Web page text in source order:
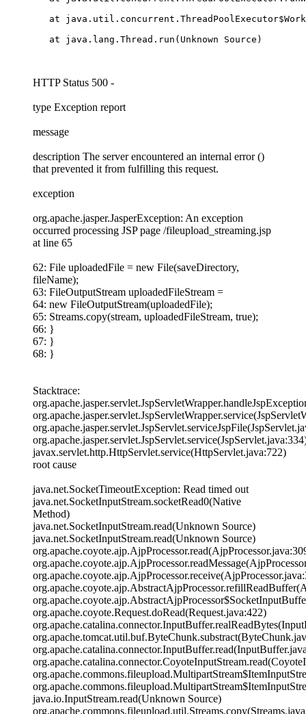
        at java.lang.Thread.run(Unknown Source)
HTTP Status 500 -
type Exception report
message
description The server encountered an internal error ()
that prevented it from fulfilling this request.
exception
org.apache.jasper.JasperException: An exception
occurred processing JSP page /fileupload_streaming.jsp
at line 65
62: File uploadedFile = new File(saveDirectory,
fileName);
63: FileOutputStream uploadedFileStream =
64: new FileOutputStream(uploadedFile);
65: Streams.copy(stream, uploadedFileStream, true);
66: }
67: }
68: }
Stacktrace:
javax.servlet.http.HttpServlet.service(HttpServlet.java:722)
root cause
java.net.SocketTimeoutException: Read timed out
java.net.SocketInputStream.socketRead0(Native
Method)
java.net.SocketInputStream.read(Unknown Source)
java.net.SocketInputStream.read(Unknown Source)
org.apache.coyote.Request.doRead(Request.java:422)
java.io.InputStream.read(Unknown Source)